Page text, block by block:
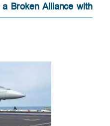
Broken Alliance with